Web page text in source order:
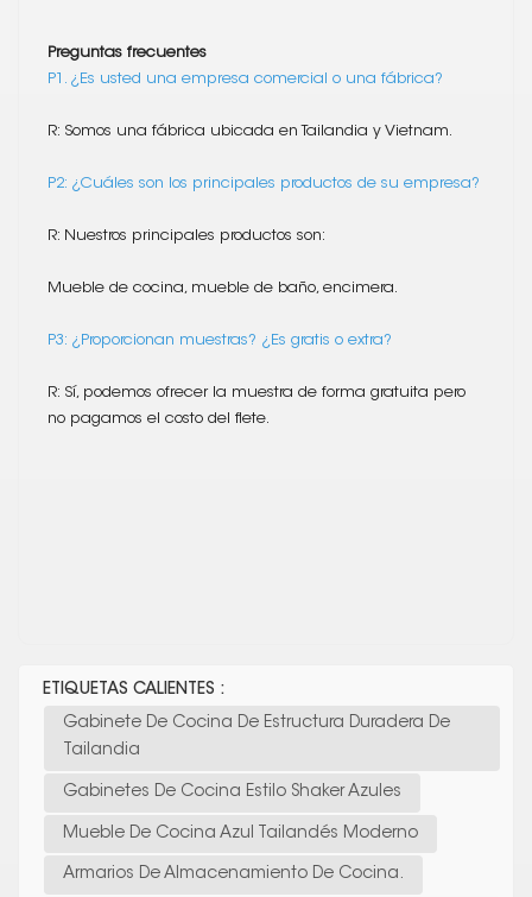
Preguntas frecuentes
P1. ¿Es usted una empresa comercial o una fábrica?
R: Somos una fábrica ubicada en Tailandia y Vietnam.
P2: ¿Cuáles son los principales productos de su empresa?
R: Nuestros principales productos son:
Mueble de cocina, mueble de baño, encimera.
P3: ¿Proporcionan muestras? ¿Es gratis o extra?
R: Sí, podemos ofrecer la muestra de forma gratuita pero
no pagamos el costo del flete.
ETIQUETAS CALIENTES :
Gabinete De Cocina De Estructura Duradera De
Tailandia
Gabinetes De Cocina Estilo Shaker Azules
Mueble De Cocina Azul Tailandés Moderno
Armarios De Almacenamiento De Cocina.